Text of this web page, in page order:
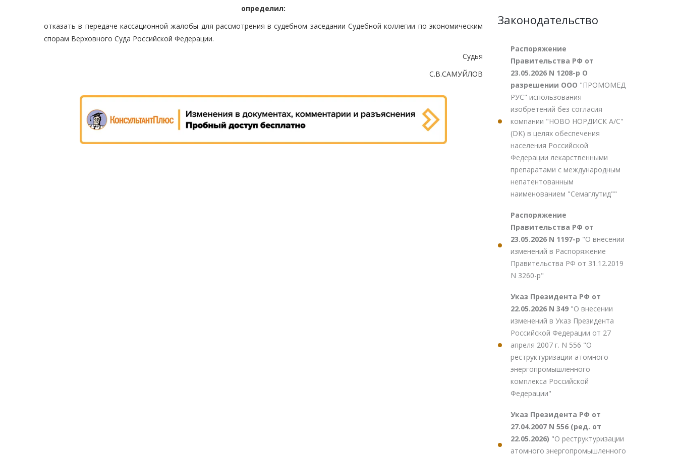
определил:
отказать в передаче кассационной жалобы для рассмотрения в судебном заседании Судебной коллегии по экономическим
спорам Верховного Суда Российской Федерации.
Судья
С.В.САМУЙЛОВ
Законодательство
Распоряжение
Правительства РФ от
23.05.2026 N 1208-р О
разрешении ООО "ПРОМОМЕД
РУС" использования
изобретений без согласия
компании "НОВО НОРДИСК А/С"
(DK) в целях обеспечения
населения Российской
Федерации лекарственными
препаратами с международным
непатентованным
наименованием "Семаглутид""
Распоряжение
Правительства РФ от
23.05.2026 N 1197-р "О внесении
изменений в Распоряжение
Правительства РФ от 31.12.2019
N 3260-р"
Указ Президента РФ от
22.05.2026 N 349 "О внесении
изменений в Указ Президента
Российской Федерации от 27
апреля 2007 г. N 556 "О
реструктуризации атомного
энергопромышленного
комплекса Российской
Федерации"
Указ Президента РФ от
27.04.2007 N 556 (ред. от
22.05.2026) "О реструктуризации
атомного энергопромышленного